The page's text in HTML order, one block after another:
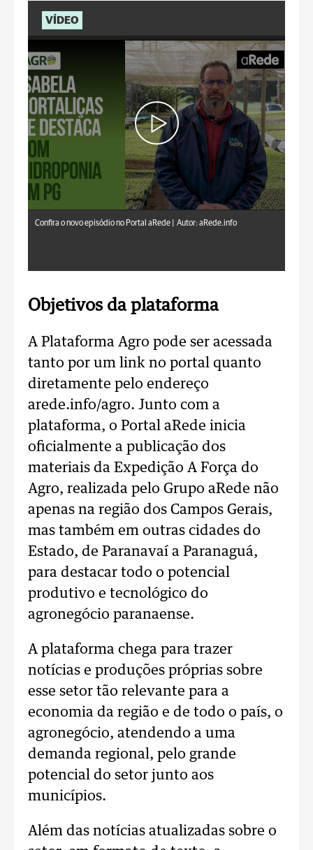
VÍDEO
Confira o novo episódio no Portal aRede | Autor: aRede.info
Objetivos da plataforma
A Plataforma Agro pode ser acessada
tanto por um link no portal quanto
diretamente pelo endereço
arede.info/agro. Junto com a
plataforma, o Portal aRede inicia
oficialmente a publicação dos
materiais da Expedição A Força do
Agro, realizada pelo Grupo aRede não
apenas na região dos Campos Gerais,
mas também em outras cidades do
Estado, de Paranavaí a Paranaguá,
para destacar todo o potencial
produtivo e tecnológico do
agronegócio paranaense.
A plataforma chega para trazer
notícias e produções próprias sobre
esse setor tão relevante para a
economia da região e de todo o país, o
agronegócio, atendendo a uma
demanda regional, pelo grande
potencial do setor junto aos
municípios.
Além das notícias atualizadas sobre o